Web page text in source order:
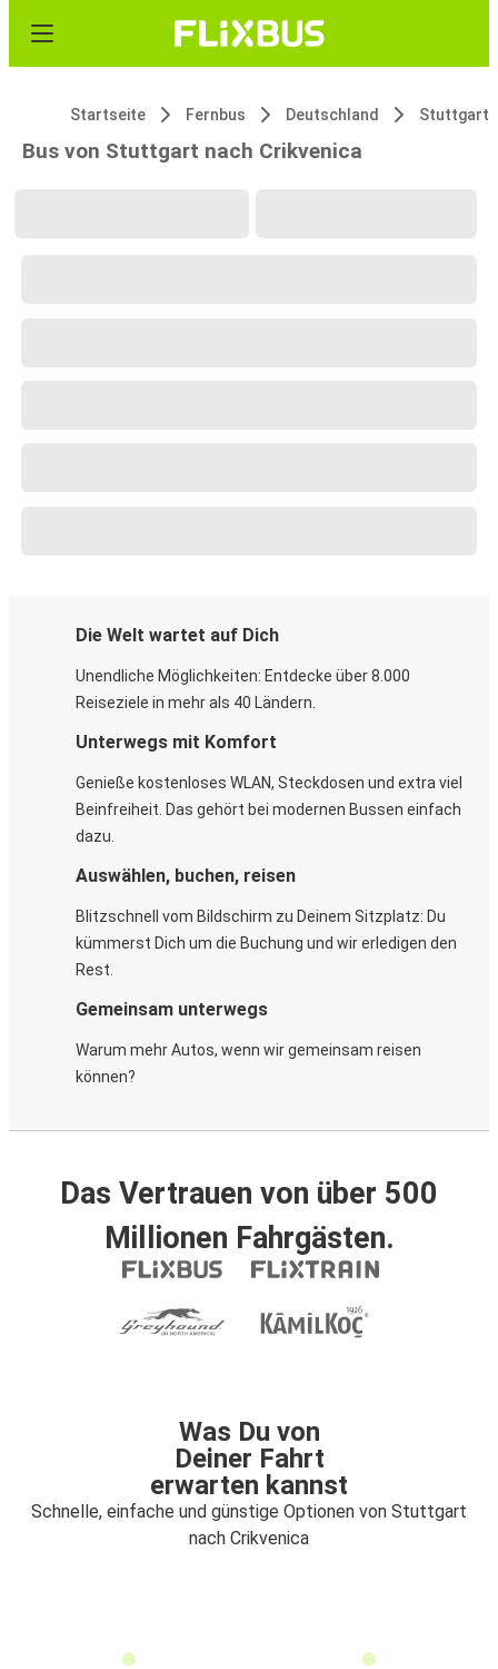
Startseite Fernbus Deutschland Stuttgart
Bus von Stuttgart nach Crikvenica
Die Welt wartet auf Dich
Unendliche Möglichkeiten: Entdecke über 8.000
Reiseziele in mehr als 40 Ländern.
Unterwegs mit Komfort
Genieße kostenloses WLAN, Steckdosen und extra viel
Beinfreiheit. Das gehört bei modernen Bussen einfach
dazu.
Auswählen, buchen, reisen
Blitzschnell vom Bildschirm zu Deinem Sitzplatz: Du
kümmerst Dich um die Buchung und wir erledigen den
Rest.
Gemeinsam unterwegs
Warum mehr Autos, wenn wir gemeinsam reisen
können?
Das Vertrauen von über 500
Millionen Fahrgästen.
Was Du von
Deiner Fahrt
erwarten kannst
Schnelle, einfache und günstige Optionen von Stuttgart
nach Crikvenica